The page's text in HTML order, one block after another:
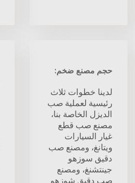
حجم مصنع ضخم:
لدينا خطوات ثلاث
رئيسية لعملية صب
الديزل الخاصة بنا،
مصنع صب قطع
غيار السيارات
ويتانغ، ومصنع صب
دقيق سوزهو
جينتشنغ، ومصنع
صب دقيق شوزهو